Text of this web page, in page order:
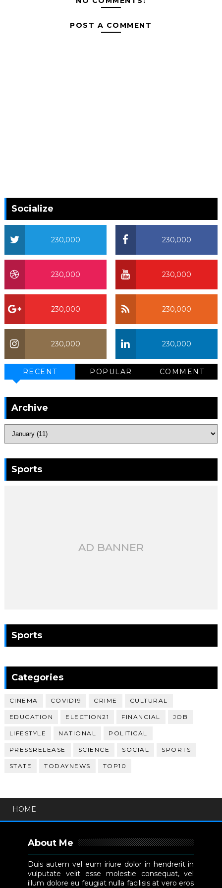
POST A COMMENT
Socialize
230,000
230,000
230,000
230,000
230,000
230,000
230,000
230,000
RECENT POPULAR COMMENT
Archive
Sports
AD BANNER
Sports
Categories
CINEMA COVID19 CRIME CULTURAL
EDUCATION ELECTION21 FINANCIAL JOB
LIFESTYLE NATIONAL POLITICAL
PRESSRELEASE SCIENCE SOCIAL SPORTS
STATE TODAYNEWS TOP10
HOME
About Me
Duis autem vel eum iriure dolor in hendrerit in
vulputate velit esse molestie consequat, vel
illum dolore eu feugiat nulla facilisis at vero eros